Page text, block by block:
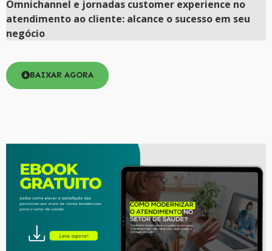
Omnichannel e jornadas customer experience no
atendimento ao cliente: alcance o sucesso em seu
negócio
BAIXAR AGORA